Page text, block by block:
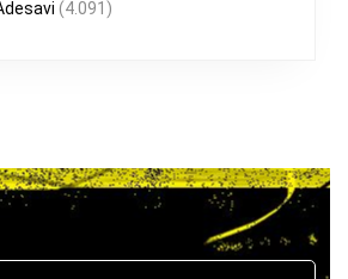
(4.091)